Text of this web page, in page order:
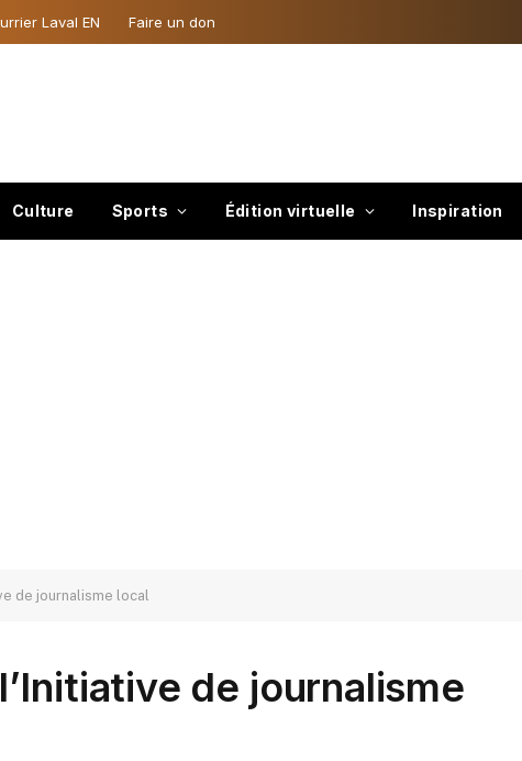
Laval EN Faire un don
Culture Sports Édition virtuelle Inspiration
de journalisme local
de journalisme